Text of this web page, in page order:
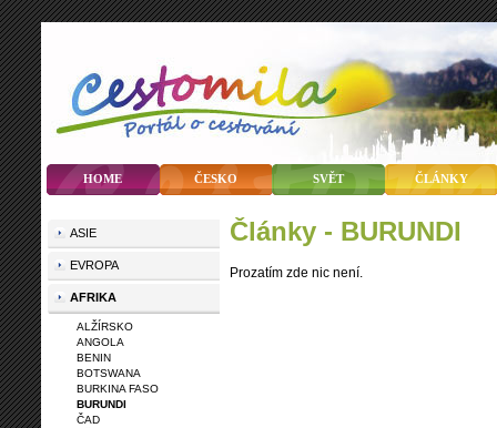
HOME ČESKO SVĚT ČLÁNKY
články - BURUNDI
Prozatím zde nic není.
ASIE
EVROPA
AFRIKA
ALŽÍRSKO
ANGOLA
BENIN
BOTSWANA
BURKINA FASO
BURUNDI
ČAD